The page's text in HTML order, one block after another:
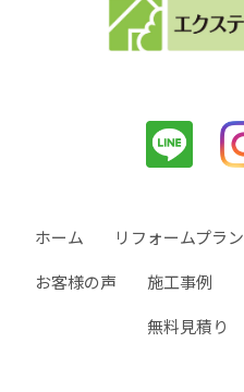
ホーム リフォームプラン
お客様の声
施工事例
無料見積り